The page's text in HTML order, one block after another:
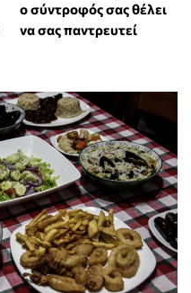
ο σύντροφός σας θέλει
να σας παντρευτεί